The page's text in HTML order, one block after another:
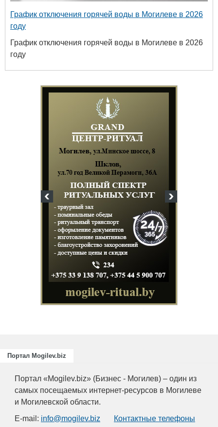
График отключения горячей воды в Могилеве в 2026
году
График отключения горячей воды в Могилеве в 2026
году
Портал Mogilev.biz
Портал «Mogilev.biz» (Бизнес - Могилев) – один из
самых посещаемых интернет-ресурсов в Могилеве
и Могилевской области.
E-mail: info@mogilev.biz Контактные телефоны